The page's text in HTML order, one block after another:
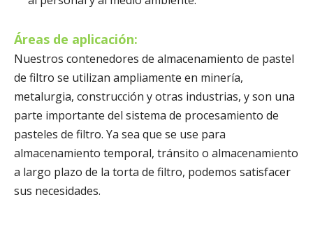
Áreas de aplicación:
Nuestros contenedores de almacenamiento de pastel
de filtro se utilizan ampliamente en minería,
metalurgia, construcción y otras industrias, y son una
parte importante del sistema de procesamiento de
pasteles de filtro. Ya sea que se use para
almacenamiento temporal, tránsito o almacenamiento
a largo plazo de la torta de filtro, podemos satisfacer
sus necesidades.